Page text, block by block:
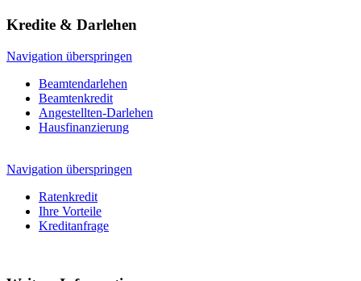
Kredite & Darlehen
Navigation überspringen
Beamtendarlehen
Beamtenkredit
Angestellten-Darlehen
Hausfinanzierung
Navigation überspringen
Ratenkredit
Ihre Vorteile
Kreditanfrage